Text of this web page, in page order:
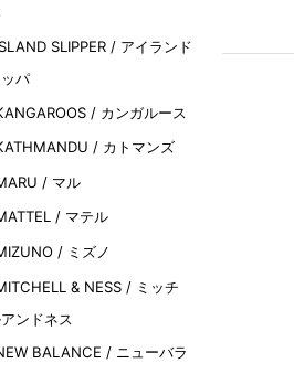
SLIPPER / アイランド
パ
/ カンガルース
/ カトマンズ
/ マル
/ マテル
/ ミズノ
& NESS / ミッチ
ンドネス
BALANCE / ニューバラ